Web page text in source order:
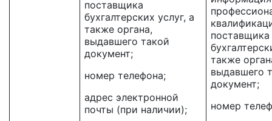
поставщика
бухгалтерских услуг, а
также органа,
выдавшего такой
документ;
номер телефона;
адрес электронной
почты (при наличии);
поставщика
также
выдавшего
документ;
номер